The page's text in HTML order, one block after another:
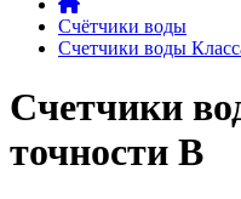
Счётчики воды
Счетчики воды
Счетчики
точности В